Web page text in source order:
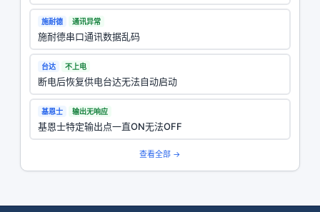
施耐德 通讯异常
施耐德串口通讯数据乱码
台达 不上电
断电后恢复供电台达无法自动启动
基恩士 输出无响应
基恩士特定输出点一直ON无法OFF
查看全部 →